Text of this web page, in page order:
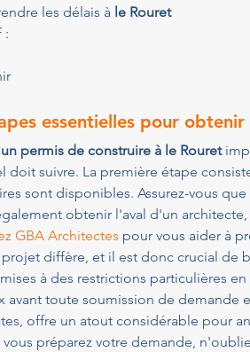
les délais à le Rouret
:
essentielles pour
permis de construire à le Rouret
doit suivre. La première étape
sont disponibles. Assurez-vous
obtenir l'aval d'un
GBA Architectes pour vous aider à
diffère, et il est donc crucial de
à des restrictions particulières
avant toute soumission de demande
offre un atout considérable pour
vous préparez votre demande,